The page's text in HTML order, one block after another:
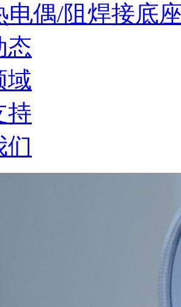
电偶/阻焊接底
态
域
持
们